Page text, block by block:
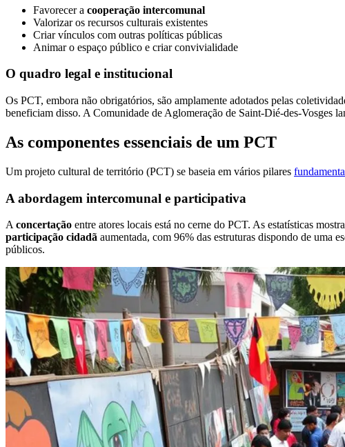
Favorecer a cooperação intercomunal
Valorizar os recursos culturais existentes
Criar vínculos com outras políticas públicas
Animar o espaço público e criar convivialidade
O quadro legal e institucional
Os PCT, embora não obrigatórios, são amplamente adotados pelas
beneficiam disso. A Comunidade de Aglomeração de Saint-Dié-des-Vosges
As componentes essenciais de um PCT
Um projeto cultural de território (PCT) se baseia em vários pilares
A abordagem intercomunal e participativa
A concertação entre atores locais está no cerne do PCT. As estatísticas
participação cidadã aumentada, com 96% das estruturas dispondo de uma
públicos.